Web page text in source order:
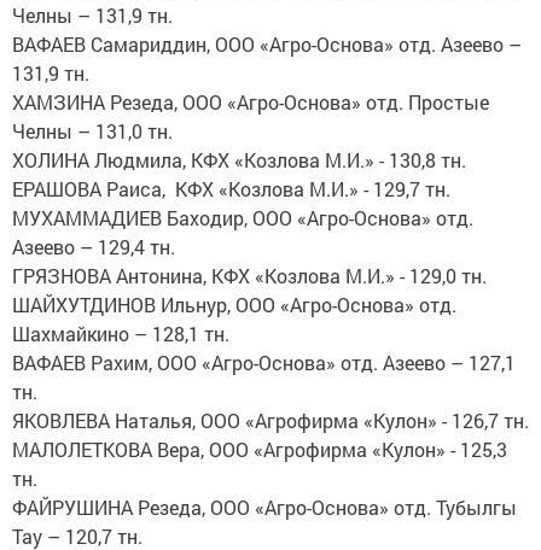
Челны – 131,9 тн.
ВАФАЕВ Самариддин, ООО «Агро-Основа» отд. Азеево –
131,9 тн.
ХАМЗИНА Резеда, ООО «Агро-Основа» отд. Простые
Челны – 131,0 тн.
ХОЛИНА Людмила, КФХ «Козлова М.И.» - 130,8 тн.
ЕРАШОВА Раиса, КФХ «Козлова М.И.» - 129,7 тн.
МУХАММАДИЕВ Баходир, ООО «Агро-Основа» отд.
Азеево – 129,4 тн.
ГРЯЗНОВА Антонина, КФХ «Козлова М.И.» - 129,0 тн.
ШАЙХУТДИНОВ Ильнур, ООО «Агро-Основа» отд.
Шахмайкино – 128,1 тн.
ВАФАЕВ Рахим, ООО «Агро-Основа» отд. Азеево – 127,1
тн.
ЯКОВЛЕВА Наталья, ООО «Агрофирма «Кулон» - 126,7 тн.
МАЛОЛЕТКОВА Вера, ООО «Агрофирма «Кулон» - 125,3
тн.
ФАЙРУШИНА Резеда, ООО «Агро-Основа» отд. Тубылгы
Тау – 120,7 тн.